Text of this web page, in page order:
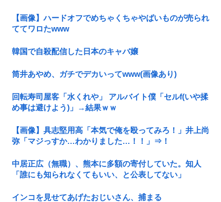
【画像】ハードオフでめちゃくちゃやばいものが売られ
ててワロたwww
韓国で自殺配信した日本のキャバ嬢
筒井あやめ、ガチでデカいってwww(画像あり)
回転寿司屋客「水くれや」 アルバイト僕「セルf(いや揉
め事は避けよう)」→結果ｗｗ
【画像】具志堅用高「本気で俺を殴ってみろ！」井上尚
弥「マジっすか…わかりました…！！」⇒！
中居正広（無職）、熊本に多額の寄付していた。知人
「誰にも知られなくてもいい、と公表してない」
インコを見せてあげたおじいさん、捕まる